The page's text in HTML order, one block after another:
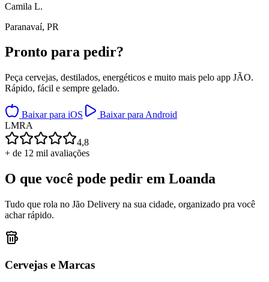
Camila L.
Paranavaí, PR
Pronto para pedir?
Peça cervejas, destilados, energéticos e muito mais pelo app JÃO.
Rápido, fácil e sempre gelado.
Baixar para iOS
Baixar para Android
LMRA
4,8
+ de 12 mil avaliações
O que você pode pedir em Loanda
Tudo que rola no Jão Delivery na sua cidade, organizado pra você
achar rápido.
Cervejas e Marcas